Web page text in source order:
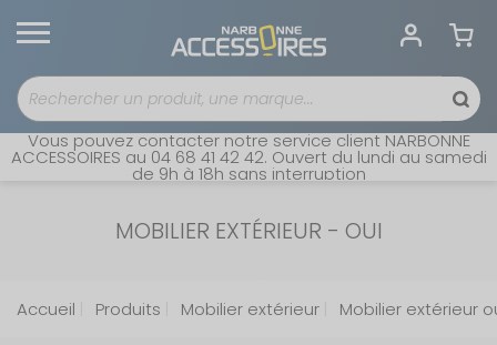
Vous pouvez contacter notre service client NARBONNE
ACCESSOIRES au 04 68 41 42 42. Ouvert du lundi au samedi
de 9h à 18h sans interruption
MOBILIER EXTÉRIEUR - OUI
Accueil Produits Mobilier extérieur Mobilier extérieur